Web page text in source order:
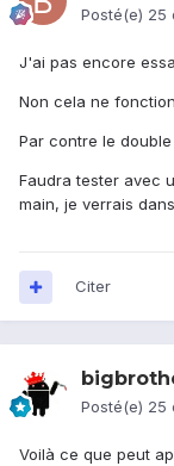
Posté(e) 25
J'ai pas encore
Non cela ne
Par contre le
Faudra tester avec
main, je verrais
Citer
Posté(e) 25
Voilà ce que peut